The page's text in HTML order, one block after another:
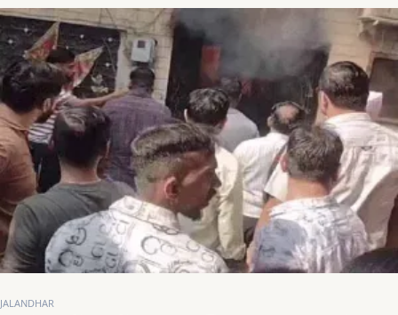
JALANDHAR